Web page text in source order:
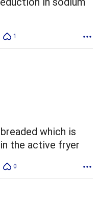
1
which is
the active fryer
0